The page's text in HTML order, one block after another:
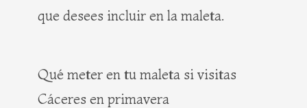
que desees incluir en la maleta.
Qué meter en tu maleta si visitas
Cáceres en primavera